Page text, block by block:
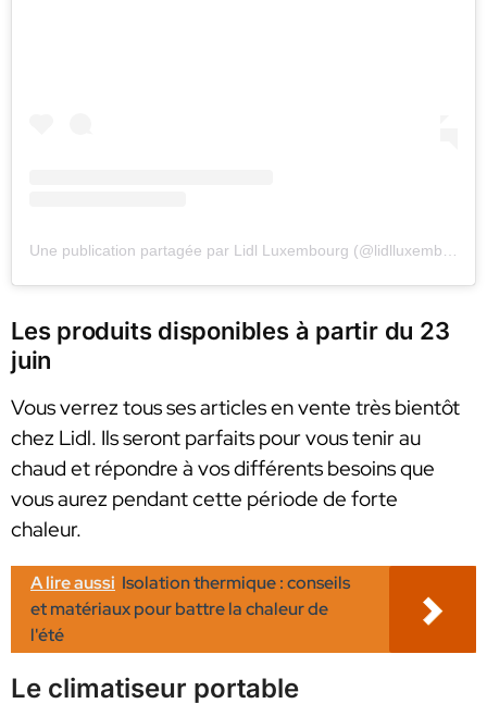
Une publication partagée par Lidl Luxembourg (@lidlluxembourg)
Les produits disponibles à partir du 23
juin
Vous verrez tous ses articles en vente très bientôt
chez Lidl. Ils seront parfaits pour vous tenir au
chaud et répondre à vos différents besoins que
vous aurez pendant cette période de forte
chaleur.
A lire aussi Isolation thermique : conseils
et matériaux pour battre la chaleur de
l'été
Le climatiseur portable